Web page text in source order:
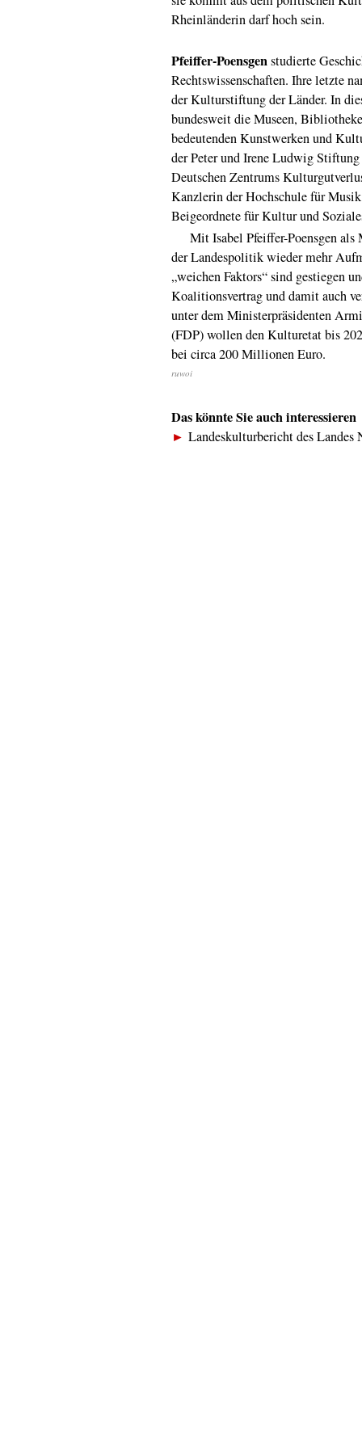
Rheinländerin darf hoch sein.
Pfeiffer-Poensgenstudierte
Rechtswissenschaften. Ihre letzte
der Kulturstiftung der Länder. In
bundesweit die Museen,
bedeutenden Kunstwerken und
der Peter und Irene Ludwig
Deutschen Zentrums
Kanzlerin der Hochschule für
Beigeordnete für Kultur und
Mit Isabel Pfeiffer-Poensgen als
der Landespolitik wieder mehr
„weichen Faktors“ sind gestiegen
Koalitionsvertrag und damit auch
unter dem Ministerpräsidenten
(FDP) wollen den Kulturetat bis
bei circa 200 Millionen Euro.
ruwoi
Das könnte Sie auch interessieren
► Landeskulturbericht des Landes